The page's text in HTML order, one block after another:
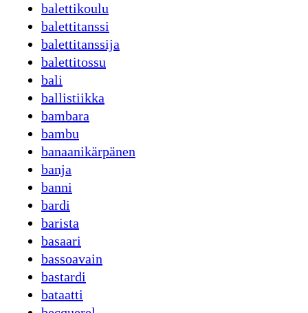
balettikoulu
balettitanssi
balettitanssija
balettitossu
bali
ballistiikka
bambara
bambu
banaanikärpänen
banja
banni
bardi
barista
basaari
bassoavain
bastardi
bataatti